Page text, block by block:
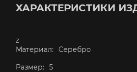
ХАРАКТЕРИСТИКИ
z
Материал:
Серебро
Размер:
5